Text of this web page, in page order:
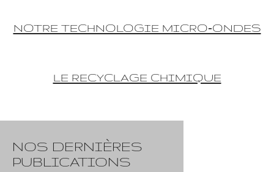
NOTRE TECHNOLOGIE MICRO‑ONDES
LE RECYCLAGE CHIMIQUE
NOS DERNIÈRES
PUBLICATIONS